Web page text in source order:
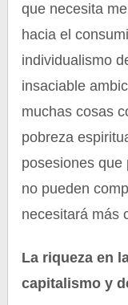
que necesita
hacia el
individualismo
insaciable
muchas cosas
pobreza
posesiones que
no pueden
necesitará más
La riqueza en
capitalismo y